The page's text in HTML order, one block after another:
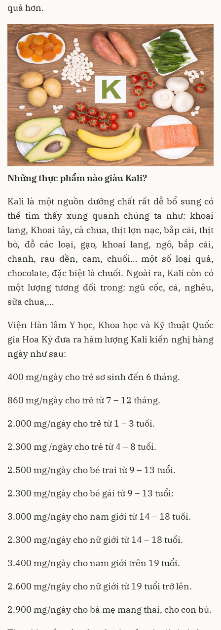
quả hơn.
Những thực phẩm nào giàu Kali?
Kali là một nguồn dưỡng chất rất dễ bổ sung có
thể tìm thấy xung quanh chúng ta như: khoai
lang, Khoai tây, cà chua, thịt lợn nạc, bắp cải, thịt
bò, đỗ các loại, gạo, khoai lang, ngô, bắp cải,
chanh, rau dền, cam, chuối… một số loại quả,
chocolate, đặc biệt là chuối. Ngoài ra, Kali còn có
một lượng tương đối trong: ngũ cốc, cá, nghêu,
sữa chua,…
Viện Hàn lâm Y học, Khoa học và Kỹ thuật Quốc
gia Hoa Kỳ đưa ra hàm lượng Kali kiến nghị hàng
ngày như sau:
400 mg/ngày cho trẻ sơ sinh đến 6 tháng.
860 mg/ngày cho trẻ từ 7 – 12 tháng.
2.000 mg/ngày cho trẻ từ 1 – 3 tuổi.
2.300 mg /ngày cho trẻ từ 4 – 8 tuổi.
2.500 mg/ngày cho bé trai từ 9 – 13 tuổi.
2.300 mg/ngày cho bé gái từ 9 – 13 tuổi:
3.000 mg/ngày cho nam giới từ 14 – 18 tuổi.
2.300 mg/ngày cho nữ giới từ 14 – 18 tuổi.
3.400 mg/ngày cho nam giới trên 19 tuổi.
2.600 mg/ngày cho nữ giới từ 19 tuổi trở lên.
2.900 mg/ngày cho bà mẹ mang thai, cho con bú.